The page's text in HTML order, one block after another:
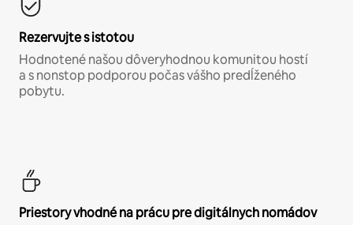
Rezervujte s istotou
Hodnotené našou dôveryhodnou komunitou hostí
a s nonstop podporou počas vášho predĺženého
pobytu.
Priestory vhodné na prácu pre digitálnych nomádov